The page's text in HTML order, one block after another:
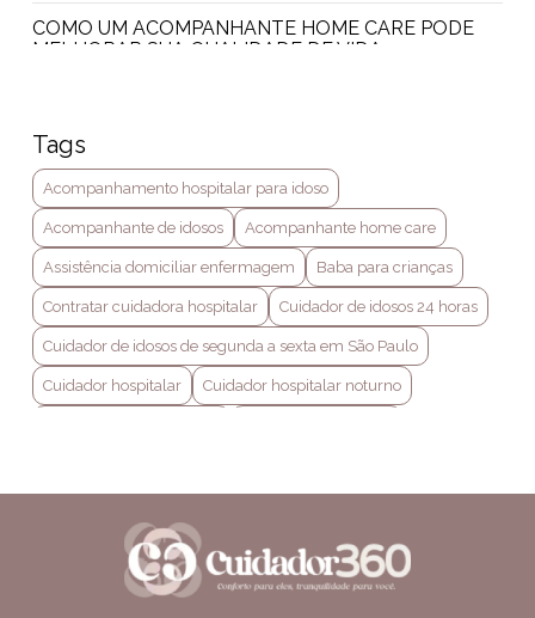
COMO UM ACOMPANHANTE HOME CARE PODE
MELHORAR SUA QUALIDADE DE VIDA
CONTRATAR CUIDADORA HOSPITALAR: GUIA
PRÁTICO PARA ESCOLHER A IDEAL
CONTRATAR CUIDADORA HOSPITALAR: O QUE
VOCÊ PRECISA SABER
CUIDADOR DE IDOSOS 24 HORAS: COMO
ENCONTRAR O PROFISSIONAL IDEAL PARA SUA
FAMÍLIA
CUIDADOR DE IDOSOS DE SEGUNDA A SEXTA EM
EXCELÊNCIA
O PROFISSIONAL IDEAL PARA SUA NECESSIDADE
Tags
Acompanhamento hospitalar para idoso
Acompanhante de idosos Acompanhante home care
Assistência domiciliar enfermagem Baba para crianças
Contratar cuidadora hospitalar Cuidador de idosos 24 horas
Cuidador de idosos de segunda a sexta em São Paulo
Cuidador hospitalar Cuidador hospitalar noturno